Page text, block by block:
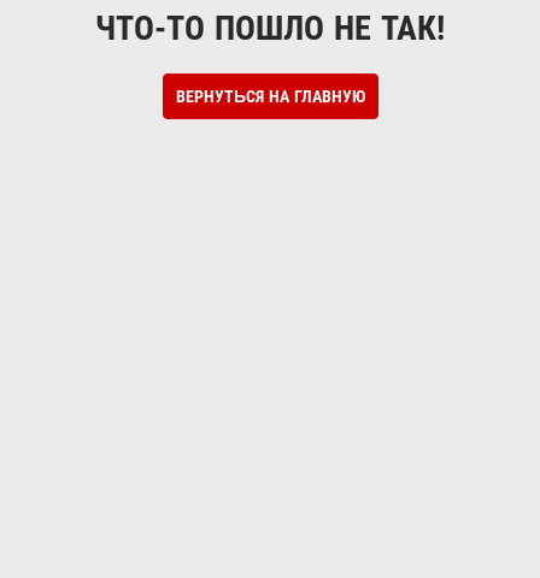
ЧТО-ТО ПОШЛО НЕ ТАК!
ВЕРНУТЬСЯ НА ГЛАВНУЮ